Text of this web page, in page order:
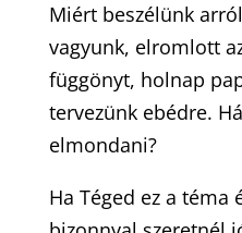
Miért beszélünk
vagyunk, elromlott
függönyt, holnap
tervezünk ebédre.
elmondani?
Ha Téged ez a téma